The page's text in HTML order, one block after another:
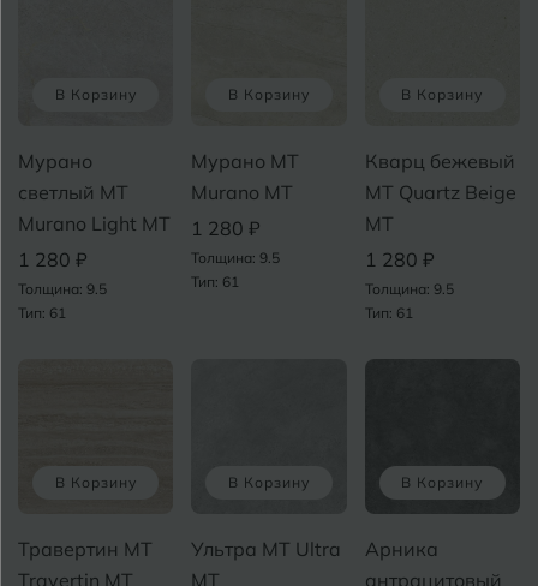
В Корзину
Мурано
светлый MT
Murano Light MT
1 280 ₽
Толщина: 9.5
Тип: 61
В Корзину
Мурано MT
Murano MT
1 280 ₽
Толщина: 9.5
Тип: 61
В Корзину
Кварц бежевый
MT Quartz Beige
MT
1 280 ₽
Толщина: 9.5
Тип: 61
В Корзину
Травертин MT
Travertin MT
В Корзину
Ультра MT Ultra
MT
В Корзину
Арника
антрацитовый
Воронеж
Воткинск
Г
Дмитровград
Екатеринбург